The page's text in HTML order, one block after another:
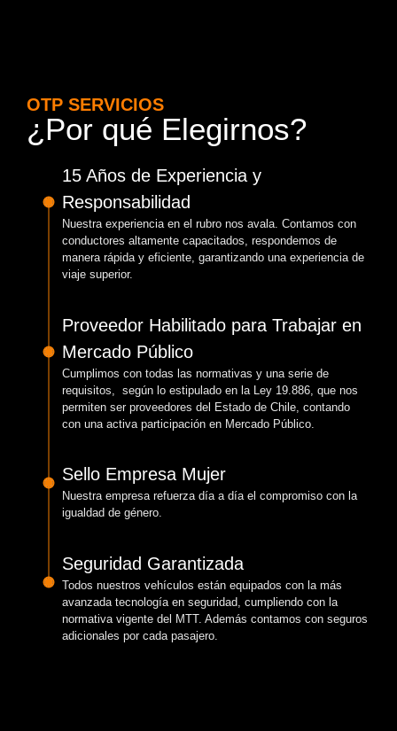
OTP SERVICIOS
¿Por qué Elegirnos?
15 Años de Experiencia y
Responsabilidad
Nuestra experiencia en el rubro nos avala. Contamos con
conductores altamente capacitados, respondemos de
manera rápida y eficiente, garantizando una experiencia de
viaje superior.
Proveedor Habilitado para Trabajar en
Mercado Público
Cumplimos con todas las normativas y una serie de
requisitos, según lo estipulado en la Ley 19.886, que nos
permiten ser proveedores del Estado de Chile, contando
con una activa participación en Mercado Público.
Sello Empresa Mujer
Nuestra empresa refuerza día a día el compromiso con la
igualdad de género.
Seguridad Garantizada
Todos nuestros vehículos están equipados con la más
avanzada tecnología en seguridad, cumpliendo con la
normativa vigente del MTT. Además contamos con seguros
adicionales por cada pasajero.